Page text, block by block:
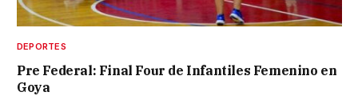
DEPORTES
Pre Federal: Final Four de Infantiles Femenino en
Goya